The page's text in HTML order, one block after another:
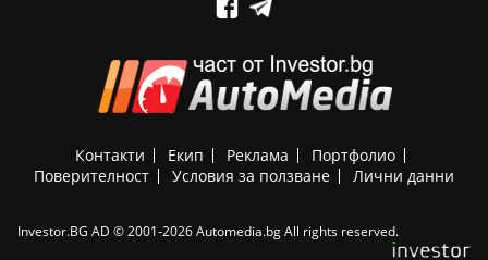
Контакти Екип Реклама
Портфолио
Поверителност
Условия за ползване Лични данни
Investor.BG AD © 2001-2026 Automedia.bg All rights reserved.